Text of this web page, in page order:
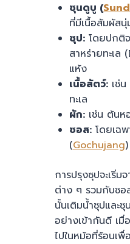
ซุนดูบู (
ที่มีเนื้อสัมผัสนุ่
ซุป:โดยปกติจ
สาหร่ายทะเล
แห้ง
เนื้อสัตว์:เช่น
ทะเล
ผัก:เช่น ต้นห
ซอส:โดยเฉพ
(Gochujang
การปรุงซุปจะเริ่
ต่าง ๆ รวมกับซ
นั้นเติมน้ำซุปและ
อย่างเข้ากันดี เมื่
ไปในหม้อที่ร้อนเพื่